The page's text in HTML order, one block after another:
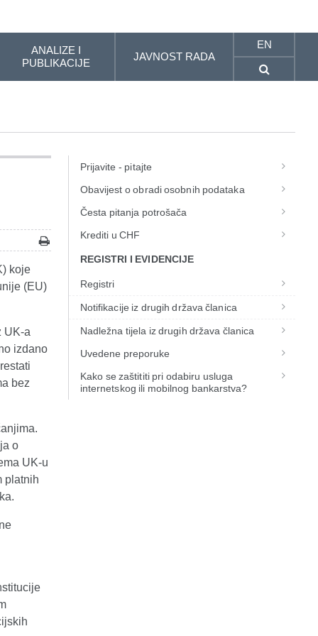
ANALIZE I
PUBLIKACIJE
JAVNOST RADA
EN
koje
(EU)
UK-a
izdano
bez
o
UK-u
platnih
Prijavite - pitajte
Obavijest o obradi osobnih podataka
Česta pitanja potrošača
Krediti u CHF
REGISTRI I EVIDENCIJE
Registri
Notifikacije iz drugih država članica
Nadležna tijela iz drugih država članica
Uvedene preporuke
Kako se zaštititi pri odabiru usluga
internetskog ili mobilnog bankarstva?